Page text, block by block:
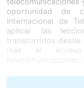
oportunidad de
Internacional de
aplicar las
transcurridos
más el
Todavía queda
costos de